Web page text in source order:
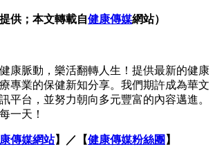
供；本文轉載自健康傳媒網站）
康脈動，樂活翻轉人生！提供最新的健康
專業的保健新知分享。我們期許成為華文
平台，並努力朝向多元豐富的內容邁進。
一天！
傳媒網站】／【健康傳媒粉絲團 】